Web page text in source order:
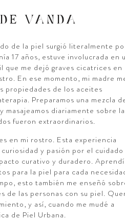
VANDA
de la piel surgió literalmente
17 años, estuve involucrada en
que me dejó graves cicatrices en
En ese momento, mi madre
propiedades de los aceites
Preparamos una mezcla
masajeamos diariamente sobre
fueron extraordinarios.
en mi rostro. Esta experiencia
y pasión por el
curativo y duradero.
para la piel para cada
esto también me enseñó
de las personas con su piel.
y así, cuando me mudé a
de Piel Urbana.